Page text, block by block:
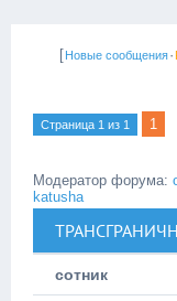
[Новые сообщения·
Страница 1 из 1 1
Модератор форума:
katusha
сотник